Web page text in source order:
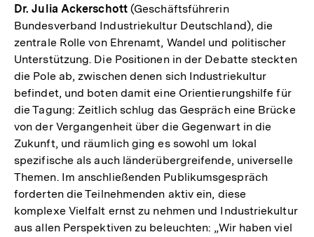
Dr. Julia Ackerschott (Geschäftsführerin
Bundesverband Industriekultur Deutschland), die
zentrale Rolle von Ehrenamt, Wandel und politischer
Unterstützung. Die Positionen in der Debatte steckten
die Pole ab, zwischen denen sich Industriekultur
befindet, und boten damit eine Orientierungshilfe für
die Tagung: Zeitlich schlug das Gespräch eine Brücke
von der Vergangenheit über die Gegenwart in die
Zukunft, und räumlich ging es sowohl um lokal
spezifische als auch länderübergreifende, universelle
Themen. Im anschließenden Publikumsgespräch
forderten die Teilnehmenden aktiv ein, diese
komplexe Vielfalt ernst zu nehmen und Industriekultur
aus allen Perspektiven zu beleuchten: „Wir haben viel